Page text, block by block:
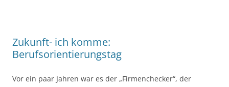
Zukunft- ich komme:
Berufsorientierungstag
Vor ein paar Jahren war es der „Firmenchecker“, der